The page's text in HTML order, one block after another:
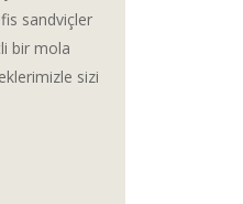
sandviçler
bir mola
sizi